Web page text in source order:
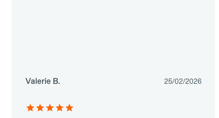
Valerie B. 25/02/2026